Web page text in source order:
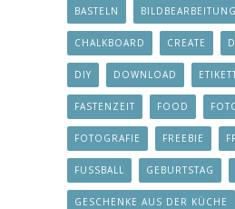
BASTELN BILDBEARBEITUNG
CHALKBOARD CREATE
DIY DOWNLOAD
FASTENZEIT FOOD
FOTOGRAFIE FREEBIE
FUSSBALL GEBURTSTAG
GESCHENKE AUS DER KÜCHE